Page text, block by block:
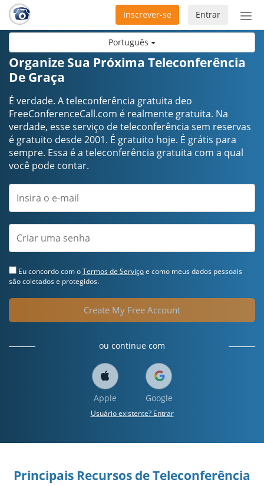
Português
Entrar
Inscrever-se
Organize Sua Próxima Teleconferência
De Graça
É verdade. A teleconferência gratuita deo
FreeConferenceCall.com é realmente gratuita. Na
verdade, esse serviço de teleconferência sem reservas
é gratuito desde 2001. É gratuito hoje. É grátis para
sempre. Essa é a teleconferência gratuita com a qual
você pode contar.
Eu concordo com oTermos de Serviçoe como meus dados pessoais
são coletados e protegidos.
Create My Free Account
ou continue com
Apple Google
Usuário existente? Entrar
Principais Recursos de Teleconferência